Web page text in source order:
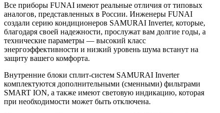
Все приборы FUNAI имеют реальные отличия от типовых
аналогов, представленных в России. Инженеры FUNAI
создали серию кондиционеров SAMURAI Inverter, которые,
благодаря своей надежности, прослужат вам долгие годы, а
технические параметры — высокий класс
энергоэффективности и низкий уровень шума встанут на
защиту вашего комфорта.
Внутренние блоки сплит-систем SAMURAI Inverter
комплектуются дополнительными (сменными) фильтрами
SMART ION, а также имеют световую индикацию, которая
при необходимости может быть отключена.